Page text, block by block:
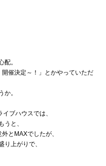
配。
催決定～！」とかやっていただ
か。
ブハウスでは、
うと、
とMAXでしたが、
り上がりで、